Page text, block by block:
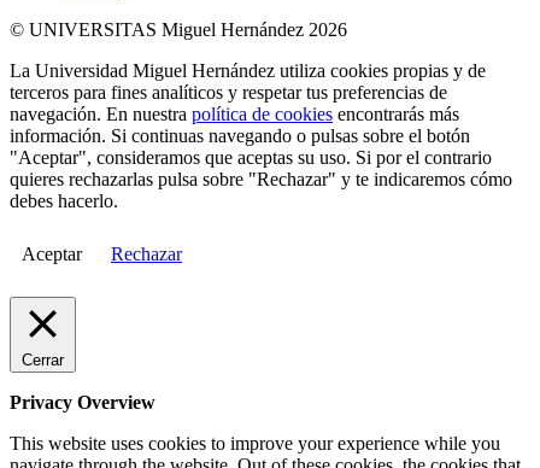
© UNIVERSITAS Miguel Hernández 2026
La Universidad Miguel Hernández utiliza cookies propias y de
terceros para fines analíticos y respetar tus preferencias de
navegación. En nuestra política de cookies encontrarás más
información. Si continuas navegando o pulsas sobre el botón
"Aceptar", consideramos que aceptas su uso. Si por el contrario
quieres rechazarlas pulsa sobre "Rechazar" y te indicaremos cómo
debes hacerlo.
Aceptar Rechazar
Cerrar
Privacy Overview
This website uses cookies to improve your experience while you